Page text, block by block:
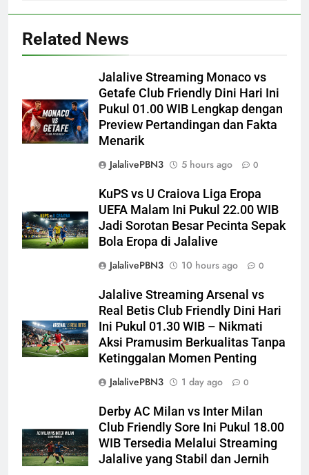
Related News
Jalalive Streaming Monaco vs
Getafe Club Friendly Dini Hari Ini
Pukul 01.00 WIB Lengkap dengan
Preview Pertandingan dan Fakta
Menarik
JalalivePBN3
5 hours ago 0
KuPS vs U Craiova Liga Eropa
UEFA Malam Ini Pukul 22.00 WIB
Jadi Sorotan Besar Pecinta Sepak
Bola Eropa di Jalalive
JalalivePBN3
10 hours ago 0
Jalalive Streaming Arsenal vs
Real Betis Club Friendly Dini Hari
Ini Pukul 01.30 WIB – Nikmati
Aksi Pramusim Berkualitas Tanpa
Ketinggalan Momen Penting
JalalivePBN3
1 day ago 0
Derby AC Milan vs Inter Milan
Club Friendly Sore Ini Pukul 18.00
WIB Tersedia Melalui Streaming
Jalalive yang Stabil dan Jernih